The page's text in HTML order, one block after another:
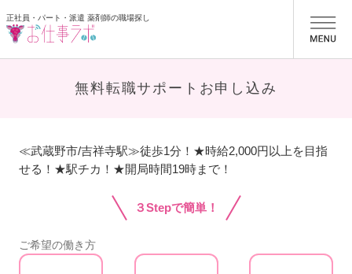
正社員・パート・派遣 薬剤師の職場探し
無料転職サポートお申し込み
≪武蔵野市/吉祥寺駅≫徒歩1分！★時給2,000円以上を目指
せる！★駅チカ！★開局時間19時まで！
３Stepで簡単！
ご希望の働き方